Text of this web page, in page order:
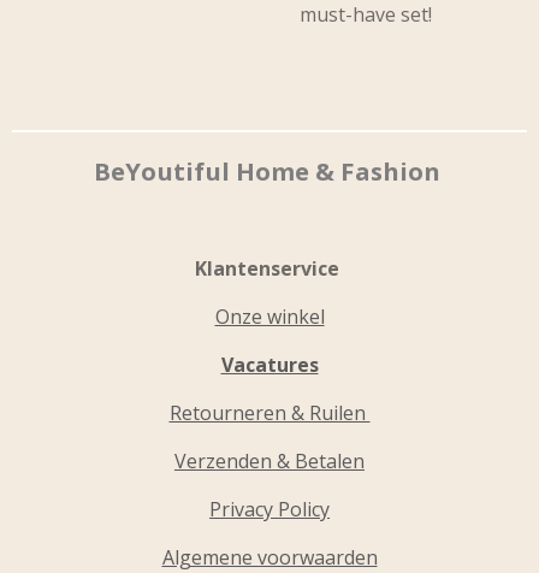
must-have set!
BeYoutiful Home & Fashion
Klantenservice
Onze winkel
Vacatures
Retourneren & Ruilen
Verzenden & Betalen
Privacy Policy
Algemene voorwaarden